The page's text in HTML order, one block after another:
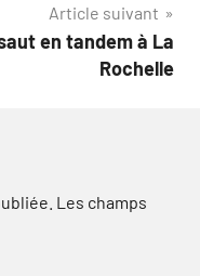
Article suivant
en tandem à La
Rochelle
Les champs